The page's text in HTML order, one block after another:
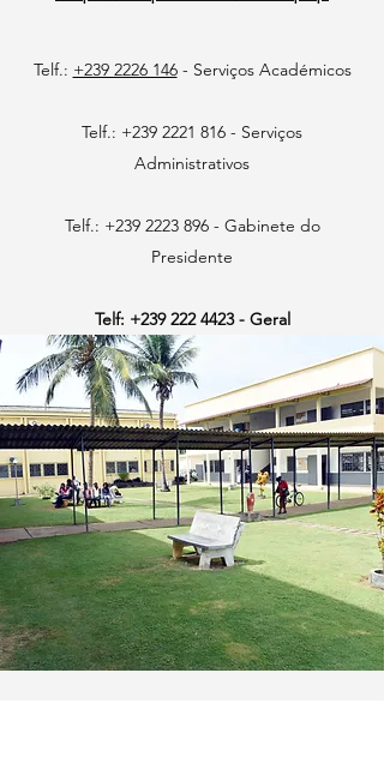
Telf.: +239 2226 146- Serviços Académicos
Telf.: +239 2221 816 - Serviços
Administrativos
Telf.: +239 2223 896- Gabinete do
Presidente
Telf: +239222 4423- Geral